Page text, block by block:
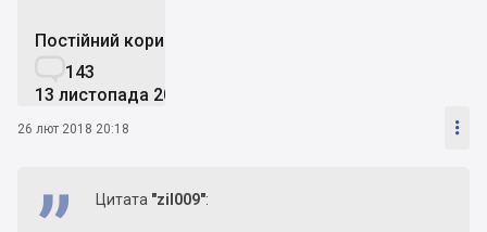
Постійний користувач
143
13 листопада 2013
26 лют 2018 20:18 
Цитата "zil009":